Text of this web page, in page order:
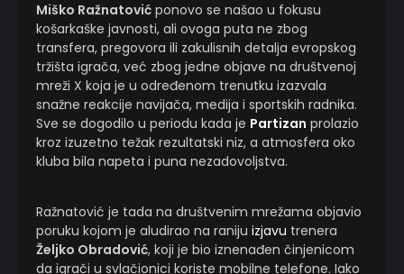
Miško Ražnatović ponovo se našao u fokusu
košarkaške javnosti, ali ovoga puta ne zbog
transfera, pregovora ili zakulisnih detalja evropskog
tržišta igrača, već zbog jedne objave na društvenoj
mreži X koja je u određenom trenutku izazvala
snažne reakcije navijača, medija i sportskih radnika.
Sve se dogodilo u periodu kada je Partizan prolazio
kroz izuzetno težak rezultatski niz, a atmosfera oko
kluba bila napeta i puna nezadovoljstva.
Ražnatović je tada na društvenim mrežama objavio
poruku kojom je aludirao na raniju izjavu trenera
Željko Obradović, koji je bio iznenađen činjenicom
da igrači u svlačionici koriste mobilne telefone. Iako